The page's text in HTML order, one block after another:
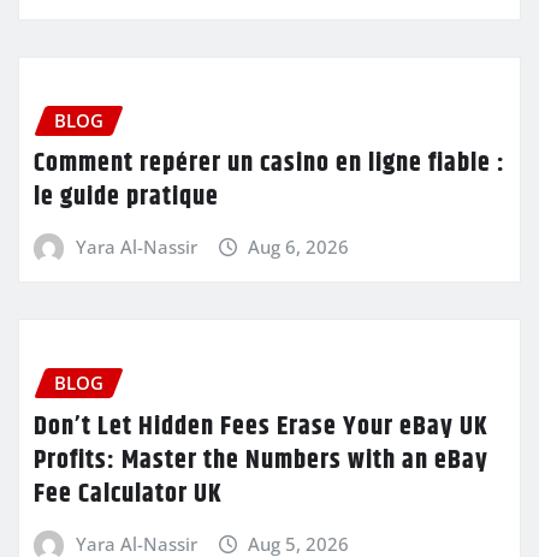
BLOG
Comment repérer un casino en ligne fiable :
le guide pratique
Yara Al-Nassir Aug 6, 2026
BLOG
Don’t Let Hidden Fees Erase Your eBay UK
Profits: Master the Numbers with an eBay
Fee Calculator UK
Yara Al-Nassir Aug 5, 2026